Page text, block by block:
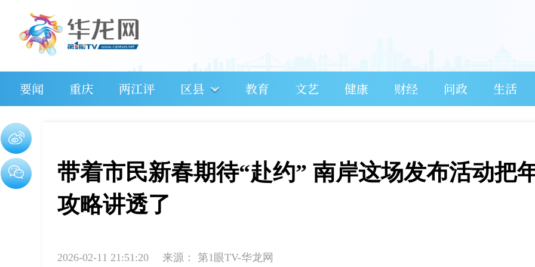
要闻 重庆 两江评 区县 教育 文艺 健康 财经 问政 生活
带着市民新春期待“赴约” 南岸这场发布活动把
攻略讲透了
2026-02-11 21:51:20 来源： 第1眼TV-华龙网